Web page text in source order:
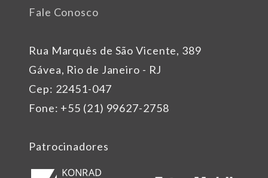
Rua Marquês de São Vicente, 389
Gávea, Rio de Janeiro - RJ
Cep: 22451-047
Fone: +55 (21) 99627-2758
Fale Conosco
Patrocinadores